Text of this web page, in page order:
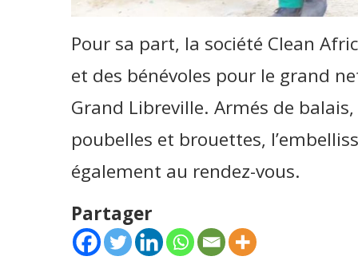
Pour sa part, la société Clean
et des bénévoles pour le grand
Grand Libreville. Armés de
poubelles et brouettes,
également au rendez-vous.
Partager